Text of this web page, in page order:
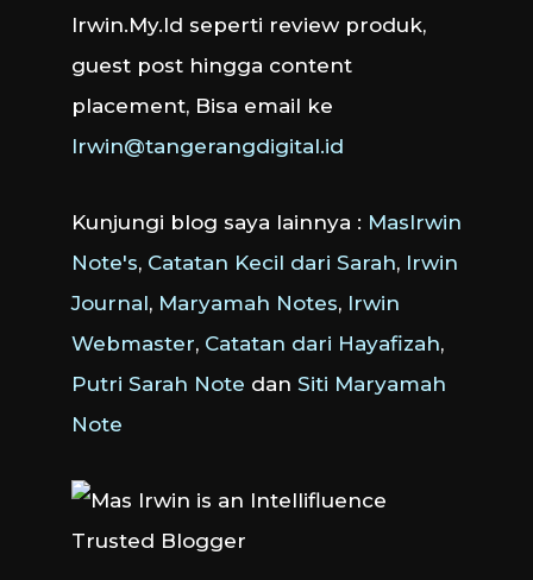
Irwin.My.Id seperti review produk,
guest post hingga content
placement, Bisa email ke
Irwin@tangerangdigital.id
Kunjungi blog saya lainnya : MasIrwin
Note's, Catatan Kecil dari Sarah, Irwin
Journal, Maryamah Notes, Irwin
Webmaster, Catatan dari Hayafizah,
Putri Sarah Note dan Siti Maryamah
Note